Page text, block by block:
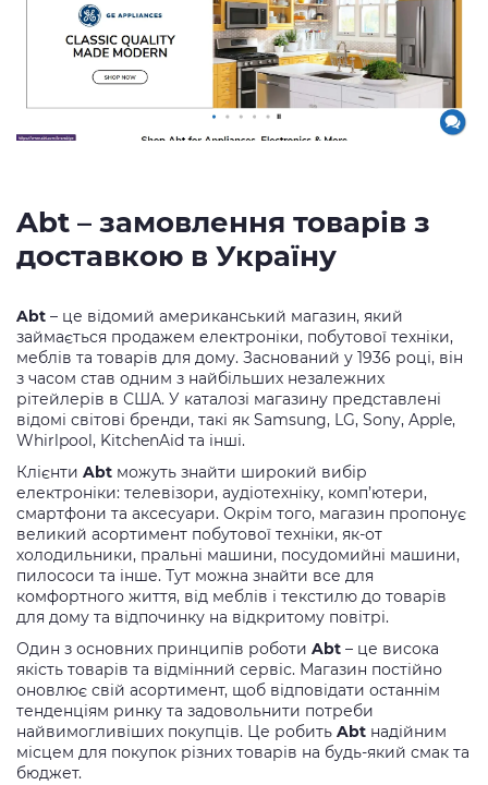
Abt – замовлення товарів з
доставкою в Україну
Abt – це відомий американський магазин, який
займається продажем електроніки, побутової техніки,
меблів та товарів для дому. Заснований у 1936 році, він
з часом став одним з найбільших незалежних
рітейлерів в США. У каталозі магазину представлені
відомі світові бренди, такі як Samsung, LG, Sony, Apple,
Whirlpool, KitchenAid та інші.
Клієнти Abt можуть знайти широкий вибір
електроніки: телевізори, аудіотехніку, комп’ютери,
смартфони та аксесуари. Окрім того, магазин пропонує
великий асортимент побутової техніки, як-от
холодильники, пральні машини, посудомийні машини,
пилососи та інше. Тут можна знайти все для
комфортного життя, від меблів і текстилю до товарів
для дому та відпочинку на відкритому повітрі.
Один з основних принципів роботи Abt – це висока
якість товарів та відмінний сервіс. Магазин постійно
оновлює свій асортимент, щоб відповідати останнім
тенденціям ринку та задовольнити потреби
найвимогливіших покупців. Це робить Abt надійним
місцем для покупок різних товарів на будь-який смак та
бюджет.